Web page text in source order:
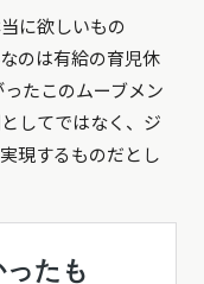
に欲しいもの
のは有給の育児休
たこのムーブメン
してではなく、ジ
現するものだとし